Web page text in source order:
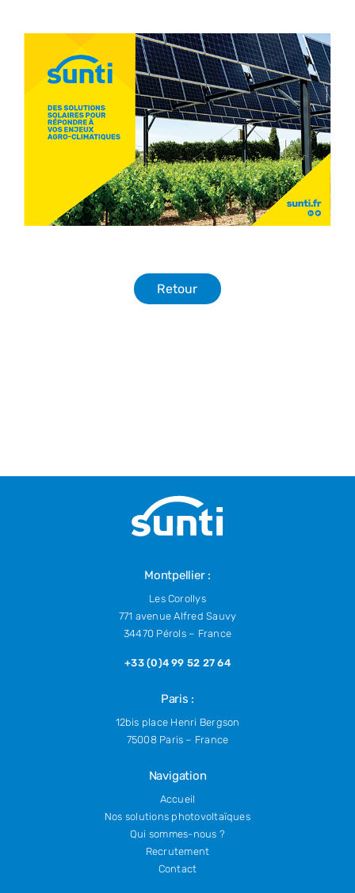
Retour
Montpellier :
Les Corollys
771 avenue Alfred Sauvy
34470 Pérols – France
+33 (0)4 99 52 27 64
Paris :
12bis place Henri Bergson
75008 Paris – France
Navigation
Accueil
Nos solutions photovoltaïques
Qui sommes-nous ?
Recrutement
Contact